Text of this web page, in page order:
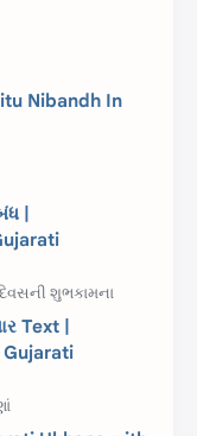
શબ્દો
Wishes
Nibandh In
|
Text |